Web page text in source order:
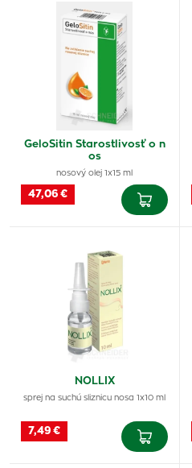
GeloSitin Starostlivosť o n
os
nosový olej 1x15 ml
47,06 €
NOLLIX
sprej na suchú sliznicu nosa 1x10 ml
7,49 €